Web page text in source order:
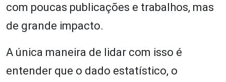
com poucas publicações e trabalhos, mas
de grande impacto.
A única maneira de lidar com isso é
entender que o dado estatístico, o